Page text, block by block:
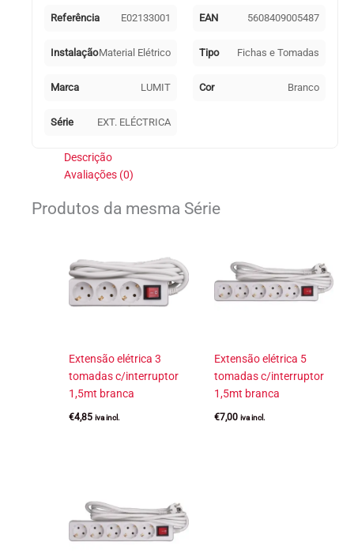
3mtReferência E02133001 EAN 5608409005487
InstalaçãoMaterial Elétrico Tipo Fichas e Tomadas
Marca LUMIT Cor Branco
Série EXT. ELÉCTRICA
Descrição
Avaliações (0)
Produtos da mesma Série
Extensão elétrica 3
tomadas c/interruptor
1,5mt branca
€4,85 iva incl.
Extensão elétrica 5
tomadas c/interruptor
1,5mt branca
€7,00 iva incl.